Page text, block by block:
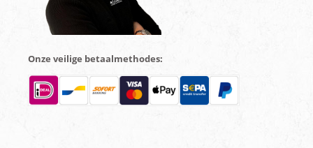
Onze veilige betaalmethodes: